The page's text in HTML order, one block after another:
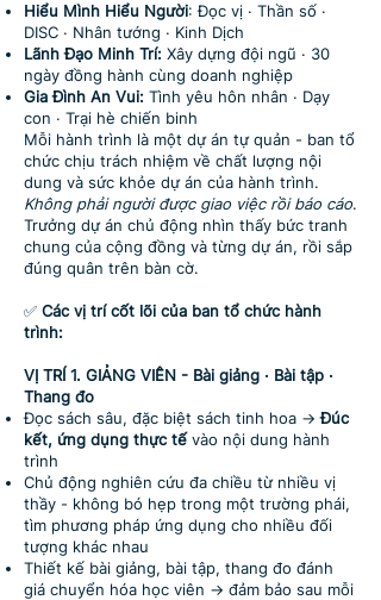
Hiểu Mình Hiểu Người: Ðọc vị · Thần số ·
DISC · Nhân tướng · Kinh Dịch
Lãnh Ðạo Minh Trí: Xây dựng đội ngũ · 30
ngày đồng hành cùng doanh nghiệp
Gia Ðình An Vui: Tình yêu hôn nhân · Dạy
con · Trại hè chiến binh
Mỗi hành trình là một dự án tự quản - ban tổ
chức chịu trách nhiệm về chất lượng nội
dung và sức khỏe dự án của hành trình.
Không phải người được giao việc rồi báo cáo.
Trưởng dự án chủ động nhìn thấy bức tranh
chung của cộng đồng và từng dự án, rồi sắp
đúng quân trên bàn cờ.
✅ Các vị trí cốt lõi của ban tổ chức hành
trình:
VỊ TRÍ 1. GIẢNG VIÊN - Bài giảng · Bài tập ·
Thang đo
Ðọc sách sâu, đặc biệt sách tinh hoa →Ðúc
kết, ứng dụng thực tếvào nội dung hành
trình
Chủ động nghiên cứu đa chiều từ nhiều vị
thầy - không bó hẹp trong một trường phái,
tìm phương pháp ứng dụng cho nhiều đối
tượng khác nhau
Thiết kế bài giảng, bài tập, thang đo đánh
giá chuyển hóa học viên → đảm bảo sau mỗi